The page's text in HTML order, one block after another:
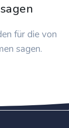
sagen
für die von
sagen.